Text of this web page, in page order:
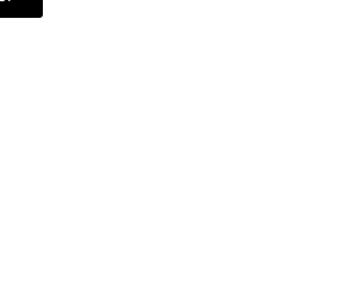
peker oppover, slik Leif